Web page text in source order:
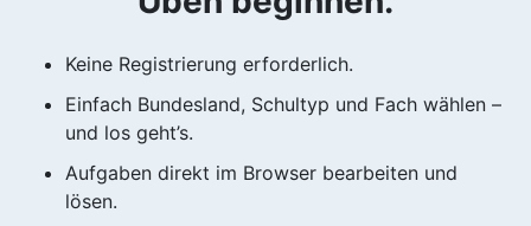
Keine Registrierung erforderlich.
Einfach Bundesland, Schultyp und Fach wählen –
und los geht’s.
Aufgaben direkt im Browser bearbeiten und
lösen.